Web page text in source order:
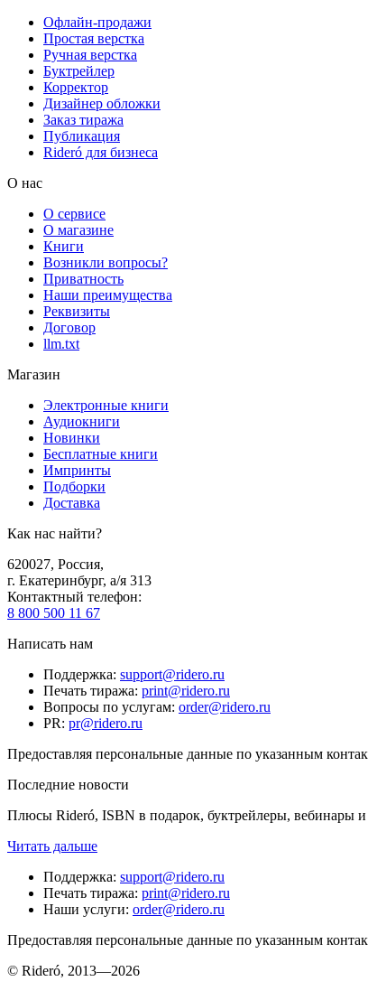
Офлайн-продажи
Простая верстка
Ручная верстка
Буктрейлер
Корректор
Дизайнер обложки
Заказ тиража
Публикация
Rideró для бизнеса
О нас
О сервисе
О магазине
Книги
Возникли вопросы?
Приватность
Наши преимущества
Реквизиты
Договор
llm.txt
Магазин
Электронные книги
Аудиокниги
Новинки
Бесплатные книги
Импринты
Подборки
Доставка
Как нас найти?
620027, Россия,
г. Екатеринбург, а/я 313
Контактный телефон:
8 800 500 11 67
Написать нам
Поддержка: support@ridero.ru
Печать тиража: print@ridero.ru
Вопросы по услугам: order@ridero.ru
PR: pr@ridero.ru
Предоставляя персональные данные по указанным
Последние новости
Плюсы Rideró, ISBN в подарок, буктрейлеры, вебинары и
Читать дальше
Поддержка: support@ridero.ru
Печать тиража: print@ridero.ru
Наши услуги: order@ridero.ru
Предоставляя персональные данные по указанным
© Rideró, 2013—2026